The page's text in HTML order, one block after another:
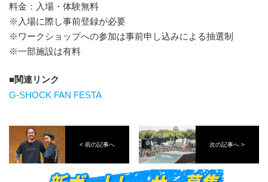
料金：入場・体験無料
※入場に際し事前登録が必要
※ワークショップへの参加は事前申し込みによる抽選制
※一部施設は有料
関連リンク
G-SHOCK FAN FESTA
< 前の記事へ 次の記事へ >